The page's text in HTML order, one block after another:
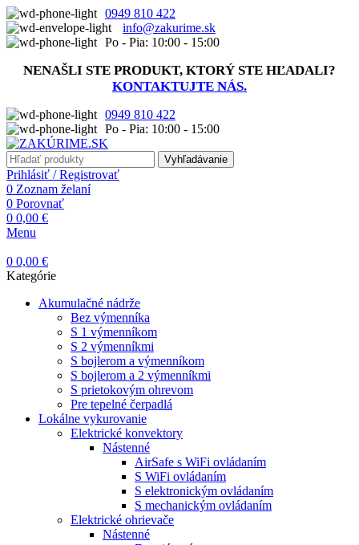
0949 810 422
info@zakurime.sk
Po - Pia: 10:00 - 15:00
NENAŠLI STE PRODUKT, KTORÝ STE HĽADALI?
KONTAKTUJTE NÁS.
0949 810 422
Po - Pia: 10:00 - 15:00
Vyhľadávanie
Prihlásiť / Registrovať
0 Zoznam želaní
0 Porovnať
0 0,00 €
Menu
0 0,00 €
Kategórie
Akumulačné nádrže
Bez výmenníka
S 1 výmenníkom
S 2 výmenníkmi
S bojlerom a výmenníkom
S bojlerom a 2 výmenníkmi
S prietokovým ohrevom
Pre tepelné čerpadlá
Lokálne vykurovanie
Elektrické konvektory
Nástenné
AirSafe s WiFi ovládaním
S WiFi ovládaním
S elektronickým ovládaním
S mechanickým ovládaním
Elektrické ohrievače
Nástenné